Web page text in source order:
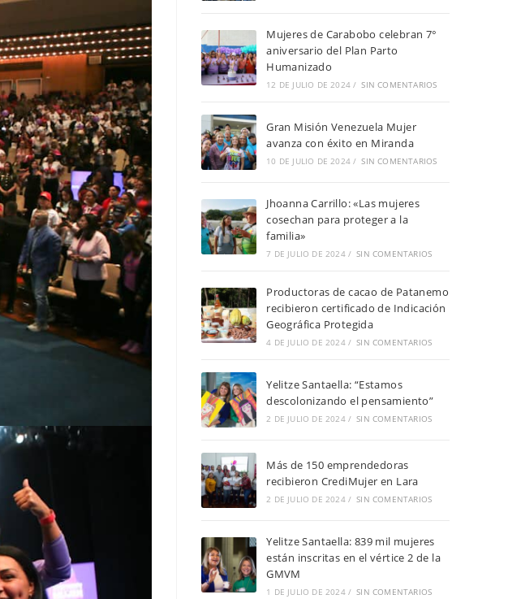
Mujeres de Carabobo celebran 7°
aniversario del Plan Parto
Humanizado
12 DE JULIO DE 2024 / SIN COMENTARIOS
Gran Misión Venezuela Mujer
avanza con éxito en Miranda
10 DE JULIO DE 2024 / SIN COMENTARIOS
Jhoanna Carrillo: «Las mujeres
cosechan para proteger a la
familia»
7 DE JULIO DE 2024 / SIN COMENTARIOS
Productoras de cacao de Patanemo
recibieron certificado de Indicación
Geográfica Protegida
4 DE JULIO DE 2024 / SIN COMENTARIOS
Yelitze Santaella: “Estamos
descolonizando el pensamiento”
2 DE JULIO DE 2024 / SIN COMENTARIOS
Más de 150 emprendedoras
recibieron CrediMujer en Lara
2 DE JULIO DE 2024 / SIN COMENTARIOS
Yelitze Santaella: 839 mil mujeres
están inscritas en el vértice 2 de la
GMVM
1 DE JULIO DE 2024 / SIN COMENTARIOS